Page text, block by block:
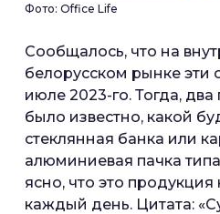
Фото: Office Life
Сообщалось, что на
белорусском рынке эти
июле 2023-го. Тогда,
было известно, какой
стеклянная банка или
алюминиевая пачка
ясно, что это продукция
каждый день. Цитата: